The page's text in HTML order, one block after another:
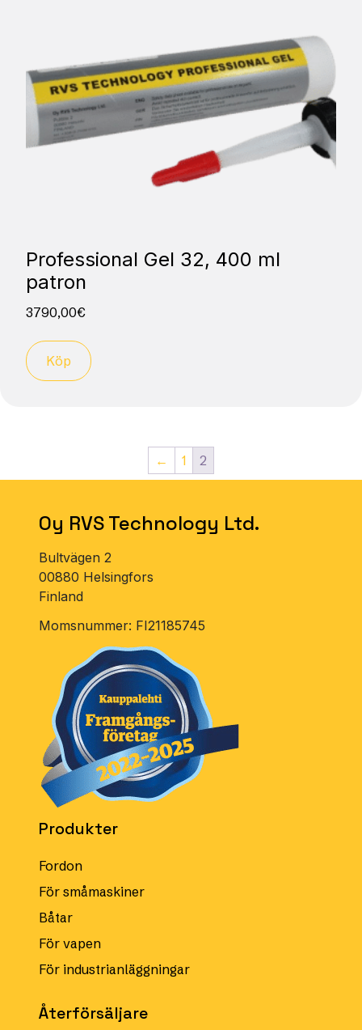
Professional Gel 32, 400 ml
patron
3790,00€
Köp
← 1 2
Oy RVS Technology Ltd.
Bultvägen 2
00880 Helsingfors
Finland
Momsnummer: FI21185745
Produkter
Fordon
För småmaskiner
Båtar
För vapen
För industrianläggningar
Återförsäljare